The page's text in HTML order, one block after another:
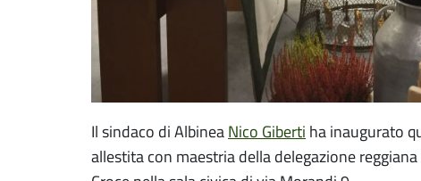
Il sindaco di Albinea Nico Giberti ha inaugurato
allestita con maestria della delegazione